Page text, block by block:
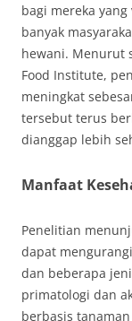
bagi mereka
banyak
hewani. Menurut
Food Institute,
meningkat
tersebut terus
dianggap lebih
Manfaat
Penelitian
dapat
dan beberapa
primatologi dan
berbasis